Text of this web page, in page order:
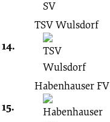
14.
TSV Wulsdorf
15.
Habenhauser FV